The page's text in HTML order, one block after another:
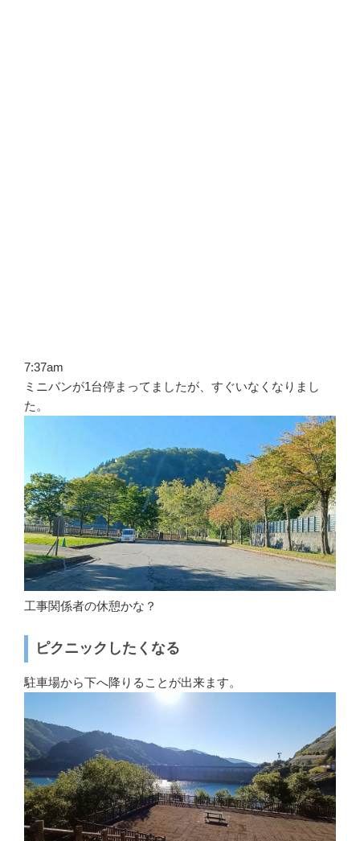
7:37am
ミニバンが1台停まってましたが、すぐいなくなりまし
た。
工事関係者の休憩かな？
ピクニックしたくなる
駐車場から下へ降りることが出来ます。